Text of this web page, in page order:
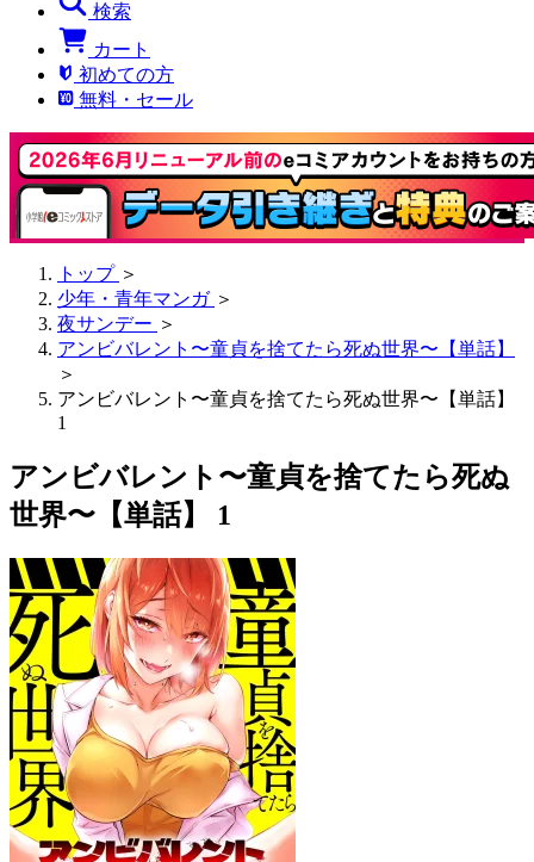
検索
カート
初めての方
無料・セール
トップ ＞
少年・青年マンガ ＞
夜サンデー ＞
アンビバレント〜童貞を捨てたら死ぬ世界〜【単話】
＞
アンビバレント〜童貞を捨てたら死ぬ世界〜【単話】
1
アンビバレント〜童貞を捨てたら死ぬ
世界〜【単話】 1